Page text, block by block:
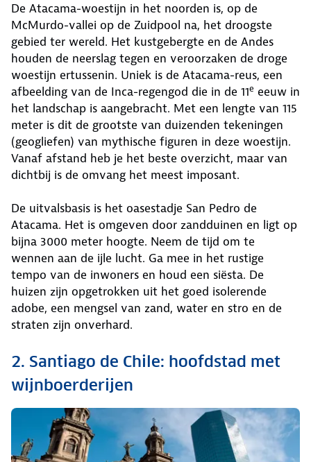
De Atacama-woestijn in het noorden is, op de
McMurdo-vallei op de Zuidpool na, het droogste
gebied ter wereld. Het kustgebergte en de Andes
houden de neerslag tegen en veroorzaken de droge
woestijn ertussenin. Uniek is de Atacama-reus, een
afbeelding van de Inca-regengod die in de 11e eeuw in
het landschap is aangebracht. Met een lengte van 115
meter is dit de grootste van duizenden tekeningen
(geogliefen) van mythische figuren in deze woestijn.
Vanaf afstand heb je het beste overzicht, maar van
dichtbij is de omvang het meest imposant.
De uitvalsbasis is het oasestadje San Pedro de
Atacama. Het is omgeven door zandduinen en ligt op
bijna 3000 meter hoogte. Neem de tijd om te
wennen aan de ijle lucht. Ga mee in het rustige
tempo van de inwoners en houd een siësta. De
huizen zijn opgetrokken uit het goed isolerende
adobe, een mengsel van zand, water en stro en de
straten zijn onverhard.
2. Santiago de Chile: hoofdstad met
wijnboerderijen